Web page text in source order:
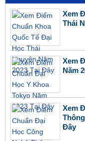
Xem
Thái
Xem
Năm
Xem
Đây